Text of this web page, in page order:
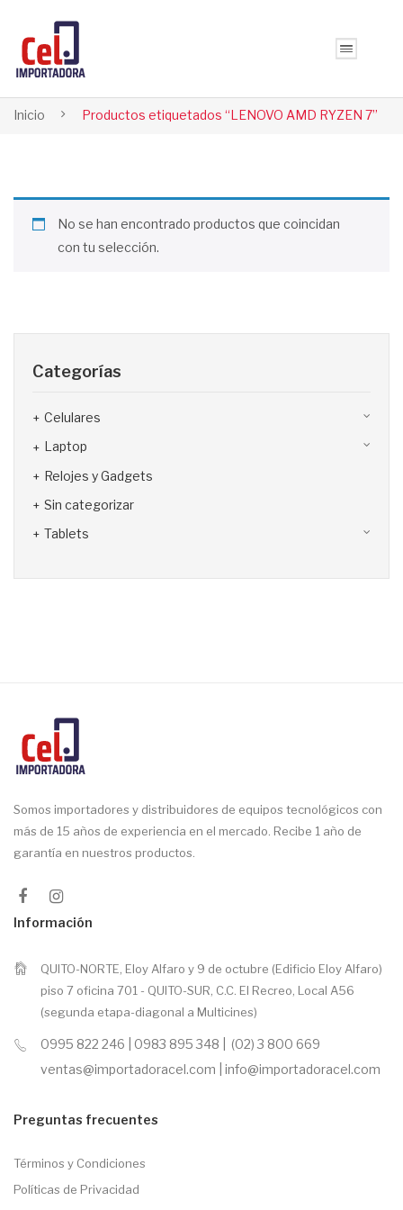
Inicio Productos etiquetados “LENOVO AMD RYZEN 7”
No se han encontrado productos que coincidan
con tu selección.
Categorías
Celulares
Laptop
Relojes y Gadgets
Sin categorizar
Tablets
Somos importadores y distribuidores de equipos tecnológicos con
más de 15 años de experiencia en el mercado. Recibe 1 año de
garantía en nuestros productos.
Información
QUITO-NORTE, Eloy Alfaro y 9 de octubre (Edificio Eloy Alfaro)
piso 7 oficina 701 - QUITO-SUR, C.C. El Recreo, Local A56
(segunda etapa-diagonal a Multicines)
0995 822 246 | 0983 895 348 | (02) 3 800 669
ventas@importadoracel.com | info@importadoracel.com
Preguntas frecuentes
Términos y Condiciones
Políticas de Privacidad